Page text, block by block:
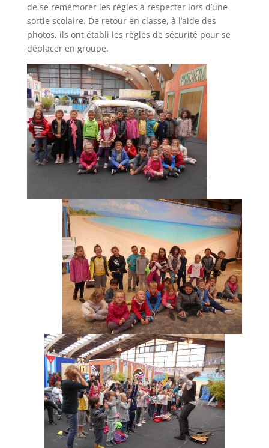
de se remémorer les règles à respecter lors d’une
sortie scolaire. De retour en classe, à l’aide des
photos, ils ont établi les règles de sécurité pour se
déplacer en groupe.‍‍